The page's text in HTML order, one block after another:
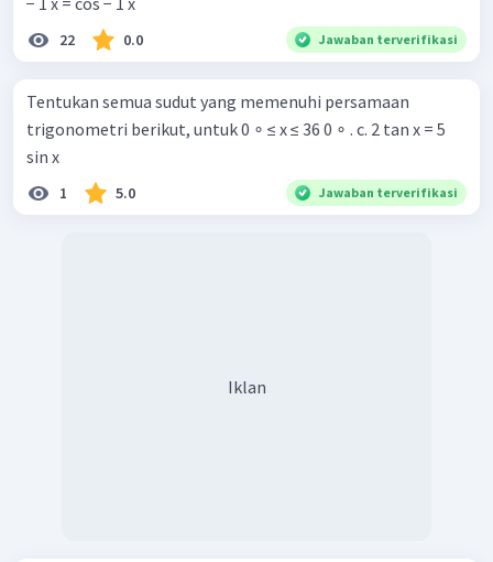
22 0.0 Jawaban terverifikasi
Tentukan semua sudut yang memenuhi persamaan
trigonometri berikut, untuk 0 ∘ ≤ x ≤ 36 0 ∘ . c. 2 tan x = 5
sin x
1 5.0 Jawaban terverifikasi
Iklan